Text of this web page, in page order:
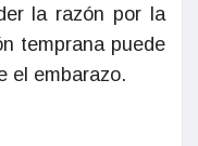
la razón por la
temprana puede
el embarazo.